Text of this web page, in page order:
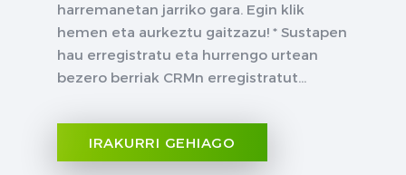
harremanetan jarriko gara. Egin klik
hemen eta aurkeztu gaitzazu! * Sustapen
hau erregistratu eta hurrengo urtean
bezero berriak CRMn erregistratut...
IRAKURRI GEHIAGO